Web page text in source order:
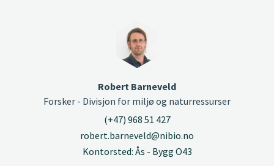
Robert Barneveld
Forsker - Divisjon for miljø og naturressurser
(+47) 968 51 427
robert.barneveld@nibio.no
Kontorsted: Ås - Bygg O43